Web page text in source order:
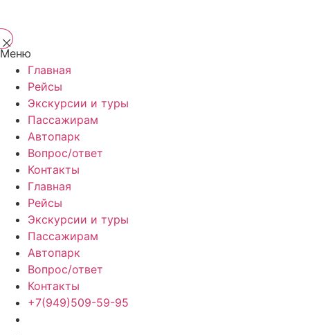
Меню
Главная
Рейсы
Экскурсии и туры
Пассажирам
Автопарк
Вопрос/ответ
Контакты
Главная
Рейсы
Экскурсии и туры
Пассажирам
Автопарк
Вопрос/ответ
Контакты
+7(949)509-59-95